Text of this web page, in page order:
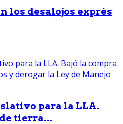
los desalojos exprés
para la LLA.
tierra...